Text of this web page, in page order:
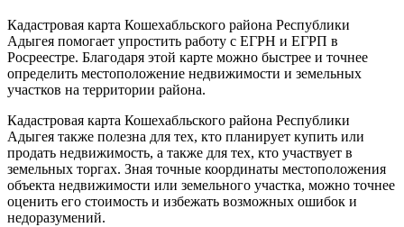
Кадастровая карта Кошехабльского района Республики
Адыгея помогает упростить работу с ЕГРН и ЕГРП в
Росреестре. Благодаря этой карте можно быстрее и точнее
определить местоположение недвижимости и земельных
участков на территории района.
Кадастровая карта Кошехабльского района Республики
Адыгея также полезна для тех, кто планирует купить или
продать недвижимость, а также для тех, кто участвует в
земельных торгах. Зная точные координаты местоположения
объекта недвижимости или земельного участка, можно точнее
оценить его стоимость и избежать возможных ошибок и
недоразумений.